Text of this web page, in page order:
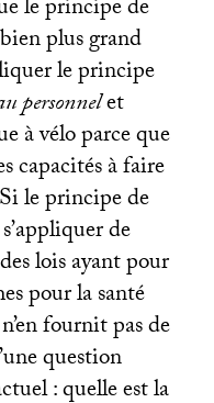
le principe de
plus grand
le principe
personnelet
à vélo parce que
capacités à faire
le principe de
de
lois ayant pour
pour la santé
fournit pas de
question
: quelle est la